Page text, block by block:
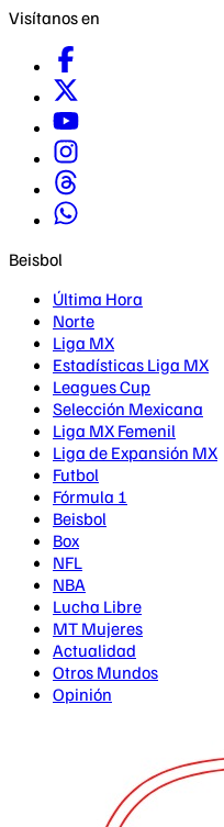
Visítanos en
Beisbol
Última Hora
Norte
Liga MX
Estadísticas Liga MX
Leagues Cup
Selección Mexicana
Liga MX Femenil
Liga de Expansión MX
Futbol
Fórmula 1
Beisbol
Box
NFL
NBA
Lucha Libre
MT Mujeres
Actualidad
Otros Mundos
Opinión